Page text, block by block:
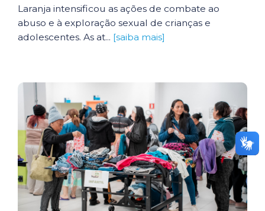
Laranja intensificou as ações de combate ao
abuso e à exploração sexual de crianças e
adolescentes. As at... [saiba mais]